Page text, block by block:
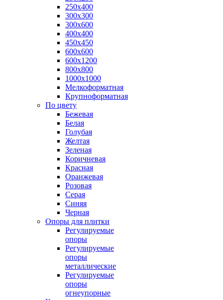
250х400
300х300
300х600
400х400
450х450
600х600
600х1200
800х800
1000х1000
Мелкоформатная
Крупноформатная
По цвету
Бежевая
Белая
Голубая
Желтая
Зеленая
Коричневая
Красная
Оранжевая
Розовая
Серая
Синяя
Черная
Опоры для плитки
Регулируемые
опоры
Регулируемые
опоры
металлические
Регулируемые
опоры
огнеупорные